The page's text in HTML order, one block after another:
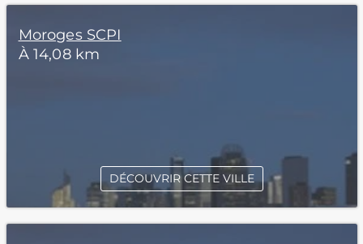
Moroges SCPI
À 14,08 km
DÉCOUVRIR CETTE VILLE